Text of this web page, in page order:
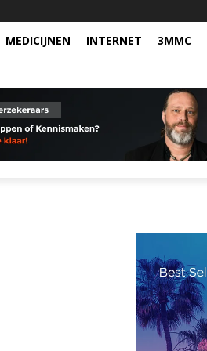
MEDICIJNEN INTERNET 3MMC